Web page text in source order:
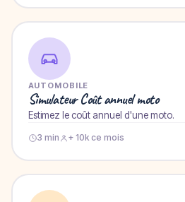
AUTOMOBILE
Simulateur Coût annuel moto
Estimez le coût annuel d'une moto.
3 min + 10k ce mois